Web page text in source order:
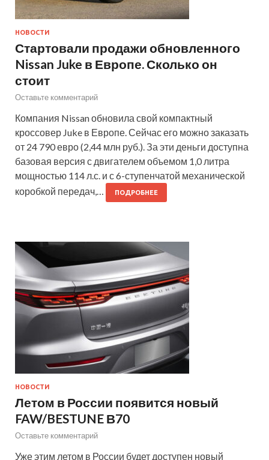
НОВОСТИ
Стартовали продажи обновленного
Nissan Juke в Европе. Сколько он
стоит
Оставьте комментарий
Компания Nissan обновила свой компактный
кроссовер Juke в Европе. Сейчас его можно заказать
от 24 790 евро (2,44 млн руб.). За эти деньги доступна
базовая версия с двигателем объемом 1,0 литра
мощностью 114 л.с. и с 6-ступенчатой механической
коробкой передач,…
ПОДРОБНЕЕ
НОВОСТИ
Летом в России появится новый
FAW/BESTUNE В70
Оставьте комментарий
Уже этим летом в России будет доступен новый